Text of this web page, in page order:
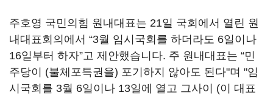
주호영 국민의힘 원내대표는 21일 국회에서 열린 원
내대표회의에서 “3월 임시국회를 하더라도 6일이나
16일부터 하자”고 제안했습니다. 주 원내대표는 “민
주당이 (불체포특권을) 포기하지 않아도 된다"며 "임
시국회를 3월 6일이나 13일에 열고 그사이 (이 대표